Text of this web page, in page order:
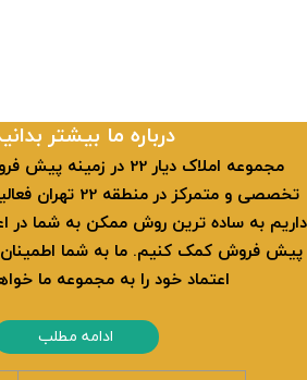
​​درباره ما بیشتر
مجموعه املاک دیار 22
تخصصی و متمرکز
داریم به ساده ترین روش ممکن به شما در
پیش فروش کمک کنیم. ما به شما
اعتماد خود را به مجموعه ما
ادامه مطلب